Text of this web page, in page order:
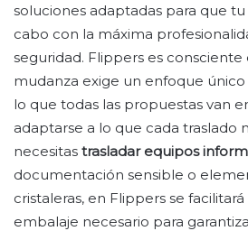
soluciones adaptadas para que
cabo con la máxima
seguridad. Flippers es consciente
mudanza exige un enfoque
lo que todas las propuestas van
adaptarse a lo que cada traslado
necesitas trasladar equipos
documentación sensible o
cristaleras, en Flippers se
embalaje necesario para